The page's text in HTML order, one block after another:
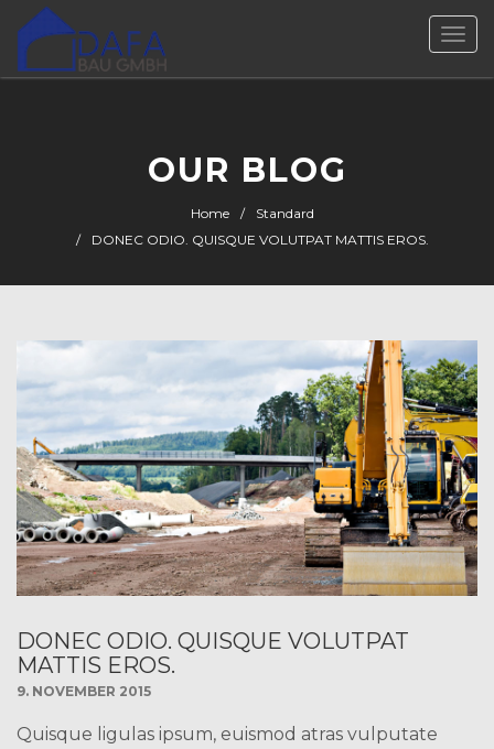
OUR BLOG
Home
Standard
DONEC ODIO. QUISQUE VOLUTPAT MATTIS EROS.
DONEC ODIO. QUISQUE VOLUTPAT
MATTIS EROS.
9. NOVEMBER 2015
Quisque ligulas ipsum, euismod atras vulputate